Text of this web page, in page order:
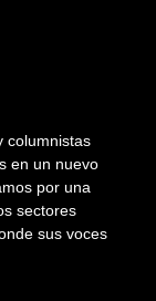
columnistas
en un nuevo
por una
sectores
sus voces